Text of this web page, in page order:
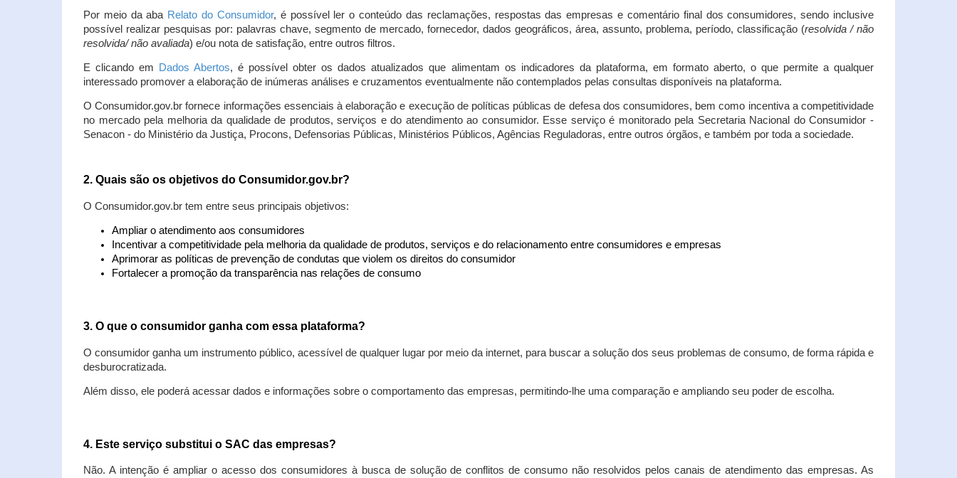
Por meio da aba Relato do Consumidor, é possível ler o conteúdo das reclamações, respostas das empresas e comentário final dos consumidores, sendo inclusive
possível realizar pesquisas por: palavras chave, segmento de mercado, fornecedor, dados geográficos, área, assunto, problema, período, classificação (resolvida / não
resolvida/ não avaliada) e/ou nota de satisfação, entre outros filtros.
E clicando em Dados Abertos, é possível obter os dados atualizados que alimentam os indicadores da plataforma, em formato aberto, o que permite a qualquer
interessado promover a elaboração de inúmeras análises e cruzamentos eventualmente não contemplados pelas consultas disponíveis na plataforma.
O Consumidor.gov.br fornece informações essenciais à elaboração e execução de políticas públicas de defesa dos consumidores, bem como incentiva a competitividade
no mercado pela melhoria da qualidade de produtos, serviços e do atendimento ao consumidor. Esse serviço é monitorado pela Secretaria Nacional do Consumidor -
Senacon - do Ministério da Justiça, Procons, Defensorias Públicas, Ministérios Públicos, Agências Reguladoras, entre outros órgãos, e também por toda a sociedade.
2. Quais são os objetivos do Consumidor.gov.br?
O Consumidor.gov.br tem entre seus principais objetivos:
Ampliar o atendimento aos consumidores
Incentivar a competitividade pela melhoria da qualidade de produtos, serviços e do relacionamento entre consumidores e empresas
Aprimorar as políticas de prevenção de condutas que violem os direitos do consumidor
Fortalecer a promoção da transparência nas relações de consumo
3. O que o consumidor ganha com essa plataforma?
O consumidor ganha um instrumento público, acessível de qualquer lugar por meio da internet, para buscar a solução dos seus problemas de consumo, de forma rápida e
desburocratizada.
Além disso, ele poderá acessar dados e informações sobre o comportamento das empresas, permitindo-lhe uma comparação e ampliando seu poder de escolha.
4. Este serviço substitui o SAC das empresas?
Não. A intenção é ampliar o acesso dos consumidores à busca de solução de conflitos de consumo não resolvidos pelos canais de atendimento das empresas. As